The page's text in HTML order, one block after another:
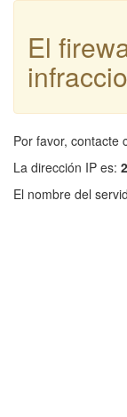
El
Por favor, contacte
La dirección IP es:
El nombre del